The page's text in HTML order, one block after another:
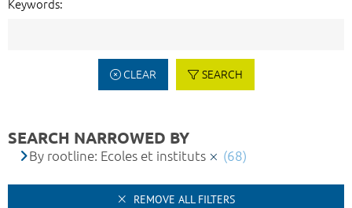
Keywords:
CLEAR SEARCH
SEARCH NARROWED BY
By rootline: Ecoles et instituts (68)
REMOVE ALL FILTERS